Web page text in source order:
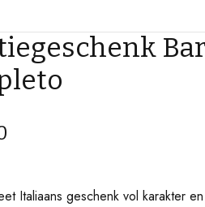
Italiaans geschenk vol karakter